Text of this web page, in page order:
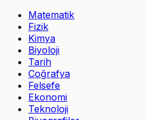
Matematik
Fizik
Kimya
Biyoloji
Tarih
Coğrafya
Felsefe
Ekonomi
Teknoloji